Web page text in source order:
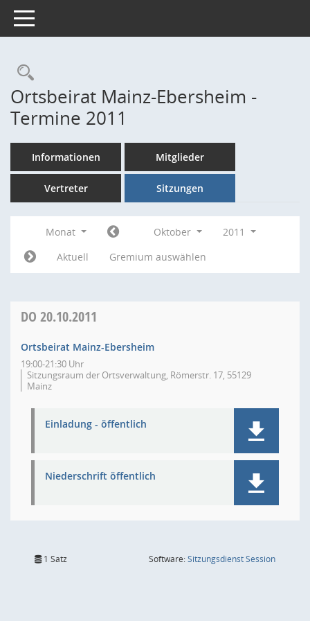
Toggle navigation
Rechercheauswahl
Ortsbeirat Mainz-Ebersheim -
Termine 2011
Informationen Mitglieder
Vertreter Sitzungen
Monat Oktober
2011
Aktuell
Gremium auswählen
DO 20.10.2011
Ortsbeirat Mainz-Ebersheim
19:00-21:30 Uhr
Sitzungsraum der Ortsverwaltung, Römerstr. 17, 55129
Mainz
Einladung - öffentlich
Niederschrift öffentlich
1 Satz Software:SitzungsdienstSession(Wird in